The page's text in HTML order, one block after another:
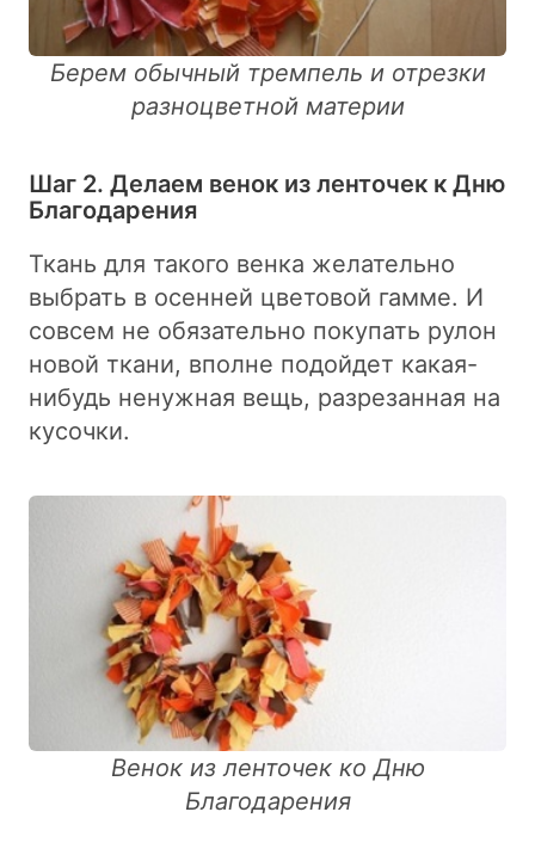
Берем обычный тремпель и отрезки
разноцветной материи
Шаг 2. Делаем венок из ленточек к Дню
Благодарения
Ткань для такого венка желательно
выбрать в осенней цветовой гамме. И
совсем не обязательно покупать рулон
новой ткани, вполне подойдет какая-
нибудь ненужная вещь, разрезанная на
кусочки.
Венок из ленточек ко Дню
Благодарения